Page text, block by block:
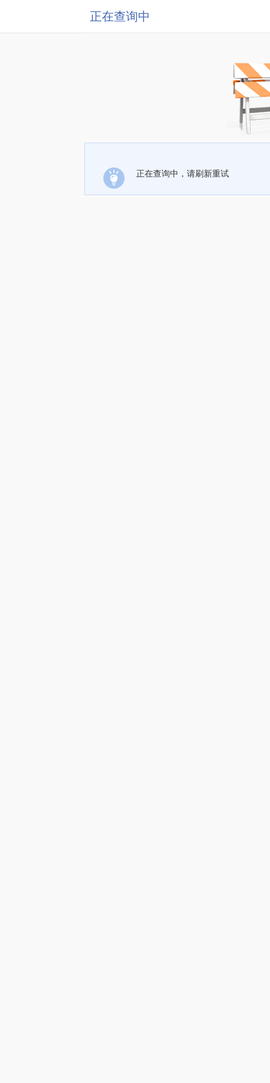
正在查询中
正在查询中，请刷新重试